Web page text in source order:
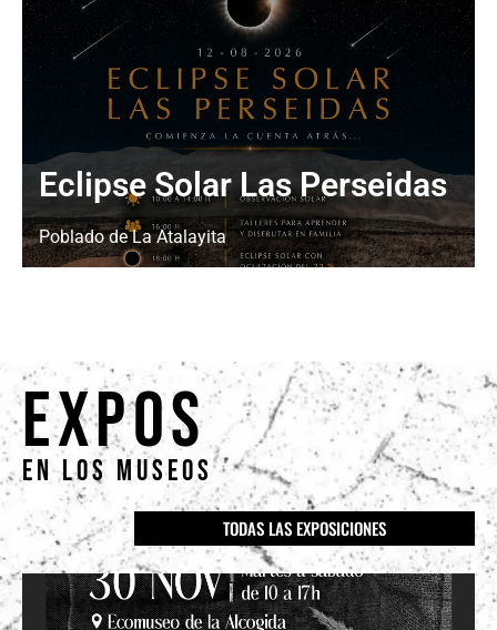
Eclipse Solar Las Perseidas
Poblado de La Atalayita
Ver
Evento
EXPOS
EN LOS MUSEOS
TODAS LAS EXPOSICIONES